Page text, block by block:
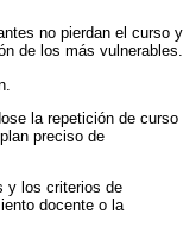
no pierdan el curso y
de los más vulnerables.
la repetición de curso
preciso de
y los criterios de
docente o la